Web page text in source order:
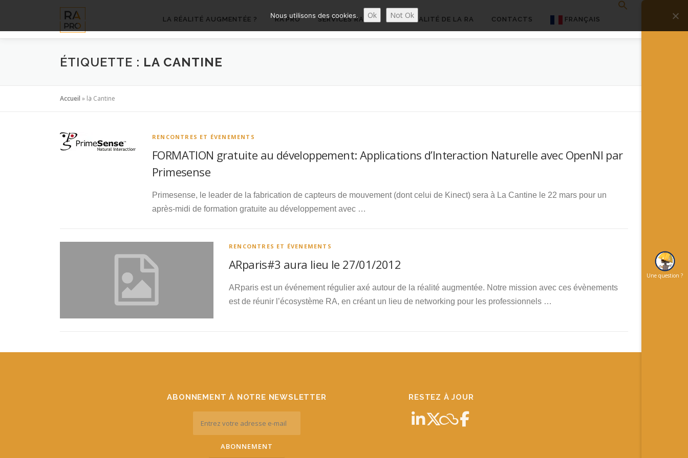
contenu
LA RÉALITÉ AUGMENTÉE ? RA’PRO SERVICES RA’PRO ACTUALITÉ DE LA RA CONTACTS FRANÇAIS
Español
ÉTIQUETTE : LA CANTINE
Accueil » la Cantine
RENCONTRES ET ÉVENEMENTS
FORMATION gratuite au développement: Applications d’Interaction Naturelle avec OpenNI par
Primesense
Primesense, le leader de la fabrication de capteurs de mouvement (dont celui de Kinect) sera à La Cantine le 22 mars pour un
après-midi de formation gratuite au développement avec …
RENCONTRES ET ÉVENEMENTS
ARparis#3 aura lieu le 27/01/2012
ARparis est un événement régulier axé autour de la réalité augmentée. Notre mission avec ces évènements
est de réunir l’écosystème RA, en créant un lieu de networking pour les professionnels …
ABONNEMENT À NOTRE NEWSLETTER RESTEZ À JOUR
Une question ?
Nous utilisons des cookies. Ok Not Ok